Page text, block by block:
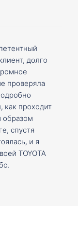
долго
проверяла
как проходит
образом
спустя
и я
TOYOTA